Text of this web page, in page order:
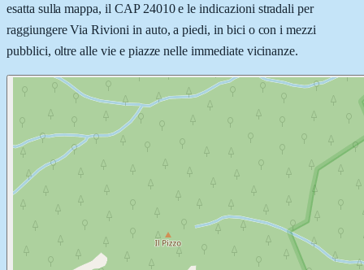
esatta sulla mappa, il CAP 24010 e le indicazioni stradali per
raggiungere Via Rivioni in auto, a piedi, in bici o con i mezzi
pubblici, oltre alle vie e piazze nelle immediate vicinanze.